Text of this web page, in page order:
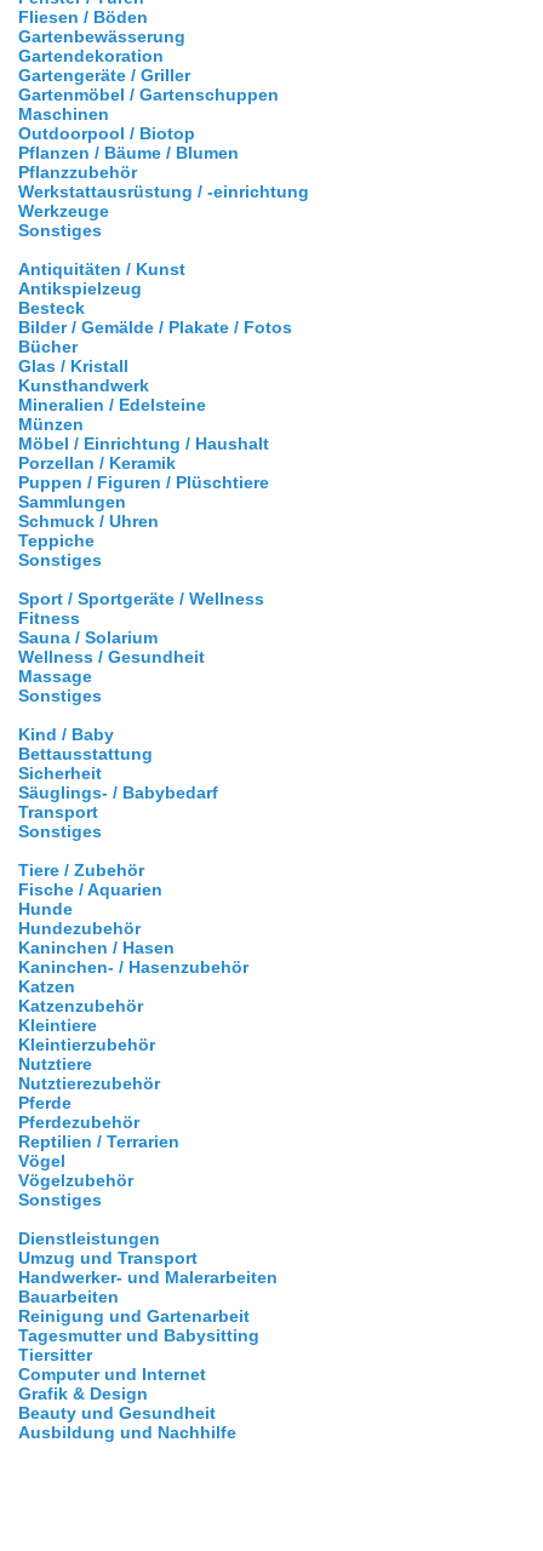
Fliesen / Böden
Gartenbewässerung
Gartendekoration
Gartengeräte / Griller
Gartenmöbel / Gartenschuppen
Maschinen
Outdoorpool / Biotop
Pflanzen / Bäume / Blumen
Pflanzzubehör
Werkstattausrüstung / -einrichtung
Werkzeuge
Sonstiges
Antiquitäten / Kunst
Antikspielzeug
Besteck
Bilder / Gemälde / Plakate / Fotos
Bücher
Glas / Kristall
Kunsthandwerk
Mineralien / Edelsteine
Münzen
Möbel / Einrichtung / Haushalt
Porzellan / Keramik
Puppen / Figuren / Plüschtiere
Sammlungen
Schmuck / Uhren
Teppiche
Sonstiges
Sport / Sportgeräte / Wellness
Fitness
Sauna / Solarium
Wellness / Gesundheit
Massage
Sonstiges
Kind / Baby
Bettausstattung
Sicherheit
Säuglings- / Babybedarf
Transport
Sonstiges
Tiere / Zubehör
Fische / Aquarien
Hunde
Hundezubehör
Kaninchen / Hasen
Kaninchen- / Hasenzubehör
Katzen
Katzenzubehör
Kleintiere
Kleintierzubehör
Nutztiere
Nutztierezubehör
Pferde
Pferdezubehör
Reptilien / Terrarien
Vögel
Vögelzubehör
Sonstiges
Dienstleistungen
Umzug und Transport
Handwerker- und Malerarbeiten
Bauarbeiten
Reinigung und Gartenarbeit
Tagesmutter und Babysitting
Tiersitter
Computer und Internet
Grafik & Design
Beauty und Gesundheit
Ausbildung und Nachhilfe